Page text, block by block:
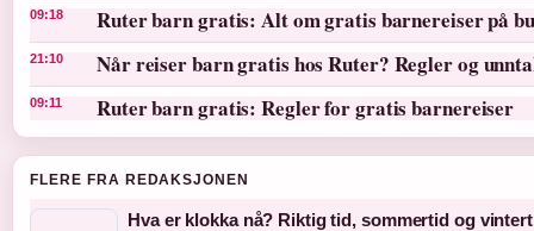
09:18 Ruter barn gratis: Alt om gratis barnereiser på
21:10 Når reiser barn gratis hos Ruter? Regler og
09:11 Ruter barn gratis: Regler for gratis barnereiser
FLERE FRA REDAKSJONEN
Hva er klokka nå? Riktig tid, sommertid og